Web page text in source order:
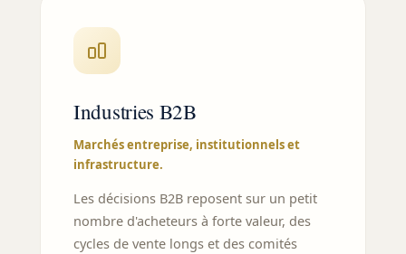
Industries B2B
Marchés entreprise, institutionnels et
infrastructure.
Les décisions B2B reposent sur un petit
nombre d'acheteurs à forte valeur, des
cycles de vente longs et des comités